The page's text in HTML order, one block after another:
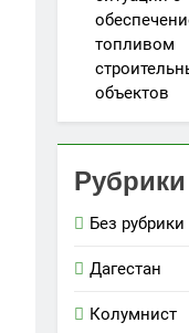
топливом
объектов
Рубрики
Без рубрики
Дагестан
Колумнист